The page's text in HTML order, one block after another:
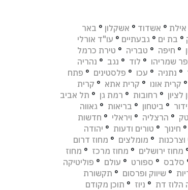
אילת ° אשדוד ° אשקלון ° באר
° בת ים ° גבעתיים ° עו"ד אורלי
° חיפה ° טבריה ° טירת כרמל
שמריהו ° לוד ° נגב ° נהריה
° נתניה ° עכו ° פלסטינים ° פתח
° קרית אונו ° קרית אתא ° קרית
לציון ° רחובות ° רמת גן ° תל אביב
° ביטחון ° בריאות ° גאווה
° הרצליה ° ויראלי ° חדשות
° חינוך ° טורים ודעות ° יהודה
° מומלצים ° מחוז דרום
מחוז ירושלים ° מחוז מרכז ° מחוז
סלבס ° ספורט ° עולם ° פוליטיקה
° שיווק ופרסום ° תקשורת
הלוז דת ° ניוז ° תוכן מקודם